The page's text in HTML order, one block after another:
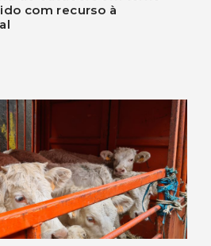
com recurso à